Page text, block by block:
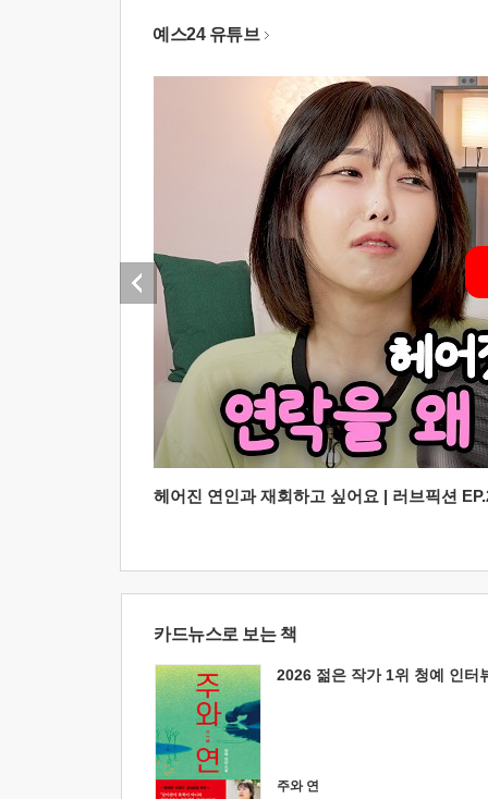
예스24 유튜브
헤어진 연인과 재회하고 싶어요 | 러브픽션
카드뉴스로 보는 책
2026 젊은 작가 1위 청예 인터
주와 연